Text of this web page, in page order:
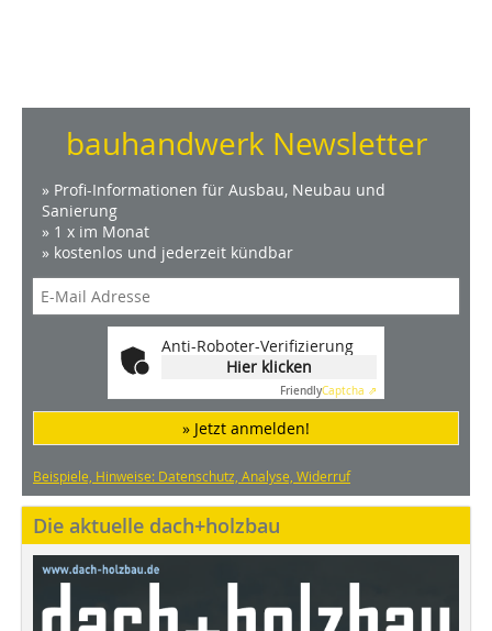
bauhandwerk Newsletter
» Profi-Informationen für Ausbau, Neubau und
Sanierung
» 1 x im Monat
» kostenlos und jederzeit kündbar
Anti-Roboter-Verifizierung
Hier klicken
FriendlyCaptcha ⇗
» Jetzt anmelden!
Beispiele, Hinweise: Datenschutz, Analyse, Widerruf
Die aktuelle dach+holzbau